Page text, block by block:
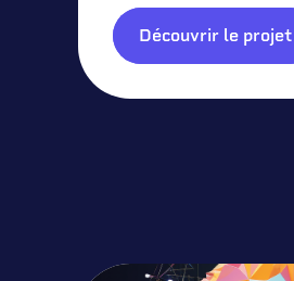
Découvrir le projet